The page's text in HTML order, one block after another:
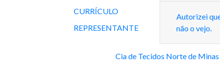
CURRÍCULO
REPRESENTANTE
Autorizei
não o vejo.
Cia de Tecidos Norte de Minas